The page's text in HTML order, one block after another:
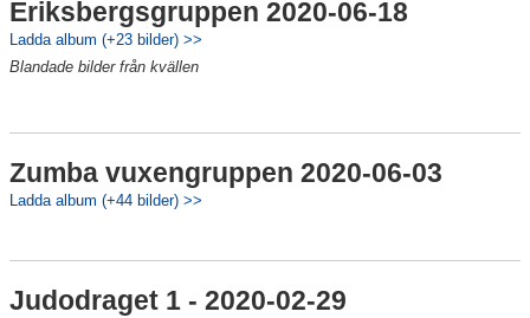
Eriksbergsgruppen 2020-06-18
Ladda album (+23 bilder) >>
Blandade bilder från kvällen
Zumba vuxengruppen 2020-06-03
Ladda album (+44 bilder) >>
Judodraget 1 - 2020-02-29